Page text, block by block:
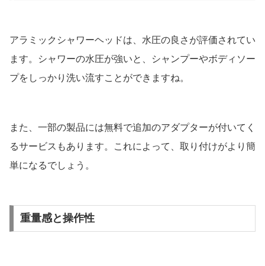
アラミックシャワーヘッドは、水圧の良さが評価されてい
ます。シャワーの水圧が強いと、シャンプーやボディソー
プをしっかり洗い流すことができますね。
また、一部の製品には無料で追加のアダプターが付いてく
るサービスもあります。これによって、取り付けがより簡
単になるでしょう。
重量感と操作性